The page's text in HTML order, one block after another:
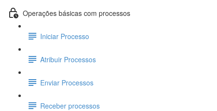
Operações básicas com processos
Iniciar Processo
Atribuir Processos
Enviar Processos
Receber processos